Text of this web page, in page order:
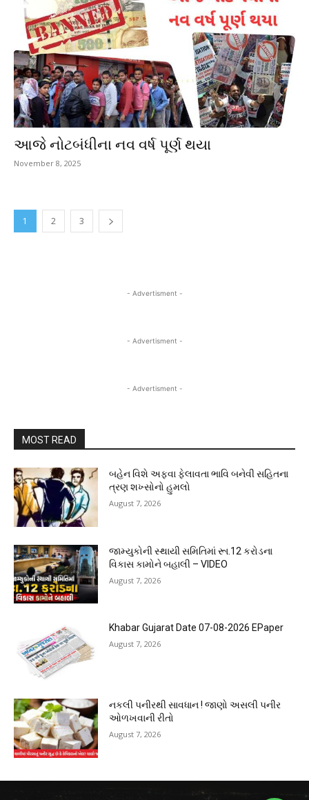
આજે નોટબંધીના નવ વર્ષ પૂર્ણ થયા
November 8, 2025
1 2 3
- Advertisment -
- Advertisment -
- Advertisment -
MOST READ
બહેન વિશે અફવા ફેલાવતા ભાવિ બનેવી સહિતના
ત્રણ શખ્સોનો હુમલો
August 7, 2026
જામ્યુકોની સ્થાયી સમિતિમાં રૂા.12 કરોડના
વિકાસ કામોને બહાલી – VIDEO
August 7, 2026
Khabar Gujarat Date 07-08-2026 EPaper
August 7, 2026
નકલી પનીરથી સાવધાન ! જાણો અસલી પનીર
ઓળખવાની રીતો
August 7, 2026